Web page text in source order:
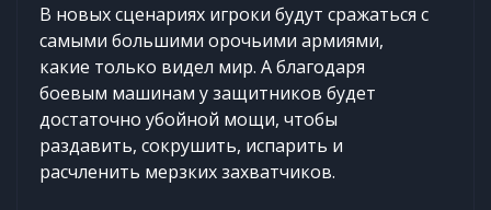
В новых сценариях игроки будут сражаться с
самыми большими орочьими армиями,
какие только видел мир. А благодаря
боевым машинам у защитников будет
достаточно убойной мощи, чтобы
раздавить, сокрушить, испарить и
расчленить мерзких захватчиков.